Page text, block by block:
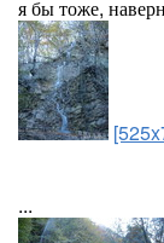
я бы тоже,
...